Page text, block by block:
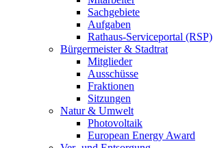
Sachgebiete
Aufgaben
Rathaus-Serviceportal (RSP)
Bürgermeister & Stadtrat
Mitglieder
Ausschüsse
Fraktionen
Sitzungen
Natur & Umwelt
Photovoltaik
European Energy Award